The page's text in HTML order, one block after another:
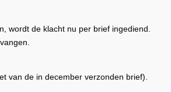
wordt de klacht nu per brief ingediend.
van de in december verzonden brief).